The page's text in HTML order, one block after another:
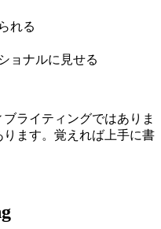
れる
ョナルに見せる
ライティングではありま
ます。覚えれば上手に書